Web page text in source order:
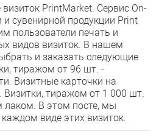
PrintMarket. Сервис On-
сувенирной продукции Print
пользователи печать и
видов визиток. В нашем
и заказать следующие
тиражом от 96 шт. -
Визитные карточки на
Визитки, тиражом от 1 000 шт.
В этом посте, мы
виде этих визиток.